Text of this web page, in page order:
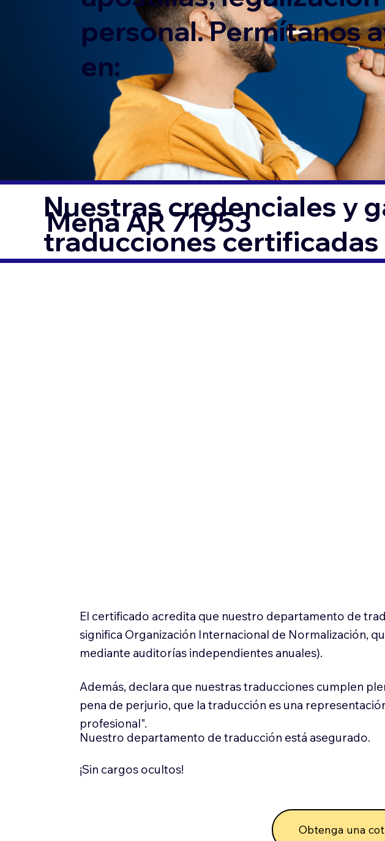
personal. Permítanos
en:
Nuestras credenciales y
traducciones
Mena AR 71953
El certificado acredita que nuestro departamento de
significa Organización Internacional de Normalización,
mediante auditorías independientes anuales).
Además, declara que nuestras traducciones cumplen
pena de perjurio, que la traducción es una
profesional".
Nuestro departamento de traducción está asegurado.
¡Sin cargos ocultos!
Obtenga una